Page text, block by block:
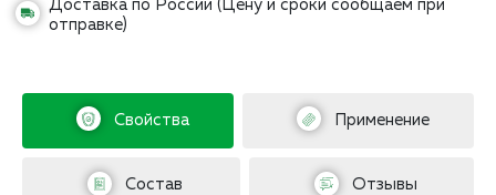
Доставка по России (Цену и сроки сообщаем при
отправке)
Свойства Применение
Состав Отзывы